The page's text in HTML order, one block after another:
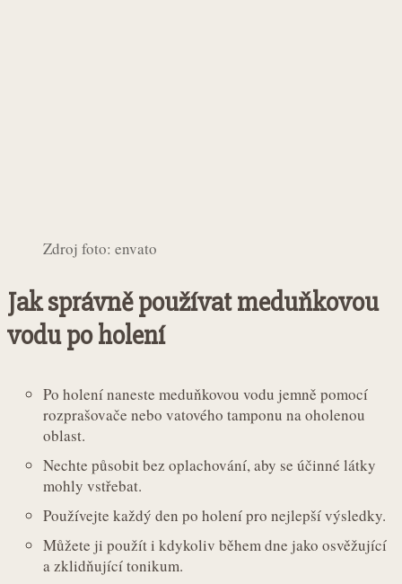
Zdroj foto: envato
Jak správně používat meduňkovou
vodu po holení
Po holení naneste meduňkovou vodu jemně pomocí
rozprašovače nebo vatového tamponu na oholenou
oblast.
Nechte působit bez oplachování, aby se účinné látky
mohly vstřebat.
Používejte každý den po holení pro nejlepší výsledky.
Můžete ji použít i kdykoliv během dne jako osvěžující
a zklidňující tonikum.